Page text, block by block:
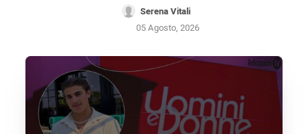
Serena Vitali
05 Agosto, 2026